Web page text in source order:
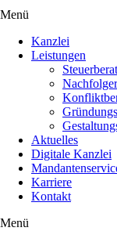
Menü
Kanzlei
Leistungen
Aktuelles
Digitale Kanzlei
Karriere
Kontakt
Menü